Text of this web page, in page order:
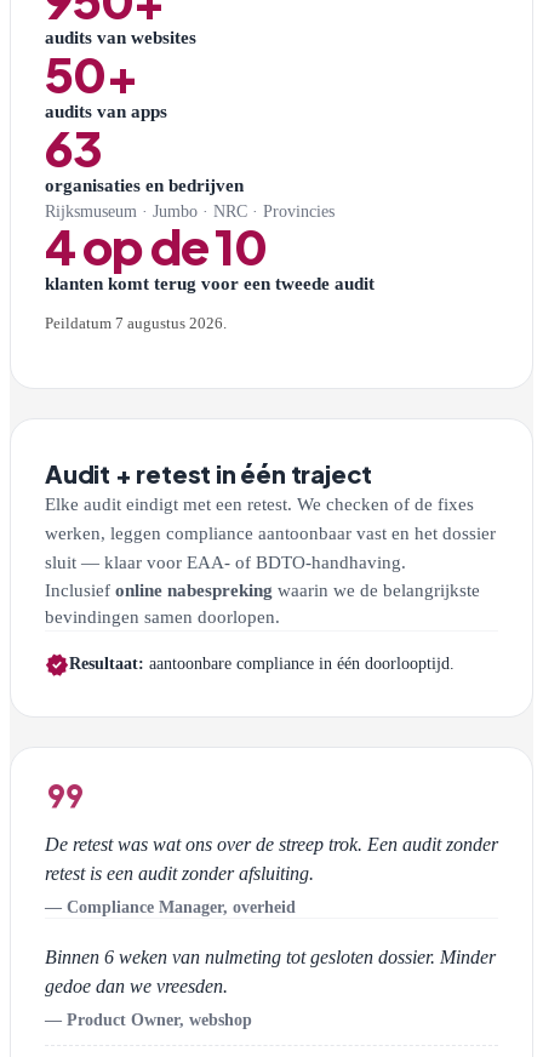
audits van websites
50+
audits van apps
63
organisaties en bedrijven
Rijksmuseum · Jumbo · NRC · Provincies
4 op de 10
klanten komt terug voor een tweede audit
Peildatum 7 augustus 2026.
Audit + retest in één traject
Elke audit eindigt met een retest. We checken of de fixes
werken, leggen compliance aantoonbaar vast en het dossier
sluit — klaar voor EAA- of BDTO-handhaving.
Inclusief online nabespreking waarin we de belangrijkste
bevindingen samen doorlopen.
verifiedResultaat: aantoonbare compliance in één doorlooptijd.
format_quote
De retest was wat ons over de streep trok. Een audit zonder
retest is een audit zonder afsluiting.
— Compliance Manager, overheid
Binnen 6 weken van nulmeting tot gesloten dossier. Minder
gedoe dan we vreesden.
— Product Owner, webshop